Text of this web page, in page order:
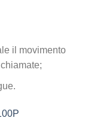
il movimento